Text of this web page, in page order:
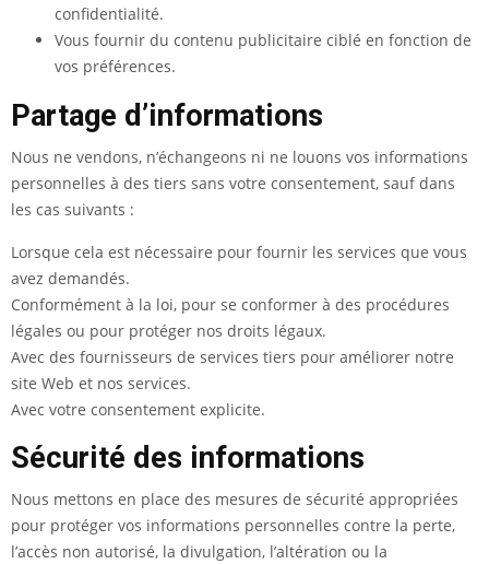
confidentialité.
Vous fournir du contenu publicitaire ciblé en fonction de
vos préférences.
Partage d’informations
Nous ne vendons, n’échangeons ni ne louons vos informations
personnelles à des tiers sans votre consentement, sauf dans
les cas suivants :
Lorsque cela est nécessaire pour fournir les services que vous
avez demandés.
Conformément à la loi, pour se conformer à des procédures
légales ou pour protéger nos droits légaux.
Avec des fournisseurs de services tiers pour améliorer notre
site Web et nos services.
Avec votre consentement explicite.
Sécurité des informations
Nous mettons en place des mesures de sécurité appropriées
pour protéger vos informations personnelles contre la perte,
l’accès non autorisé, la divulgation, l’altération ou la